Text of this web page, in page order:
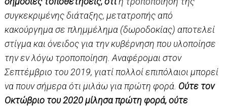
συγκεκριμένης διάταξης, μετατροπής από
κακούργημα σε πλημμέλημα (δωροδοκίας) αποτελεί
στίγμα και όνειδος για την κυβέρνηση που υλοποίησε
την εν λόγω τροποποίηση. Αναφέρομαι στον
Σεπτέμβριο του 2019, γιατί πολλοί επιπόλαιοι μπορεί
να πουν σήμερα ότι μιλάω για πρώτη φορά. Ούτε τον
Οκτώβριο του 2020 μίλησα πρώτη φορά, ούτε